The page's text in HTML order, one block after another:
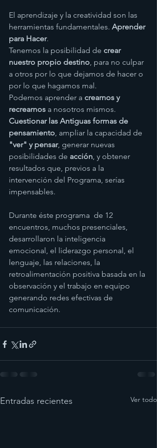
El aprendizaje y la creatividad son las
herramientas fundamentales. Aprender
para Hacer.
Tenemos la posibilidad de crear
nuestro propio destino, para no culpar
a otros por lo que dejamos de hacer o
por lo que hagamos mal.
Podemos aprender a crearnos y
recrearnos a nosotros mismos.
Cuestionar las Antiguas formas de
pensamiento, ampliar la capacidad de
"ver" y pensar, generar nuevas
posibilidades de acción, y obtener
resultados que, previos a la
intervención del Programa, serías
impensables.
Durante éste programa  de 12
encuentros, muchos presenciales,
desarrollaron la inteligencia
emocional, el liderazgo personal, el
lenguaje, las relaciones, la
retroalimentación positiva basada en la
observación y el trabajo en equipo
generando redes efectivas de
comunicación.
Entradas recientes Ver todo